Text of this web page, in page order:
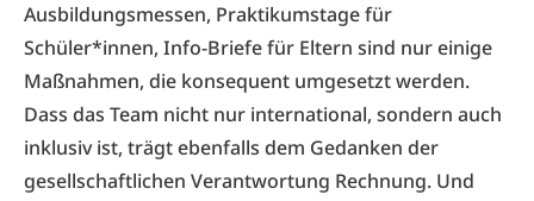
Ausbildungsmessen, Praktikumstage für
Schüler*innen, Info-Briefe für Eltern sind nur einige
Maßnahmen, die konsequent umgesetzt werden.
Dass das Team nicht nur international, sondern auch
inklusiv ist, trägt ebenfalls dem Gedanken der
gesellschaftlichen Verantwortung Rechnung. Und